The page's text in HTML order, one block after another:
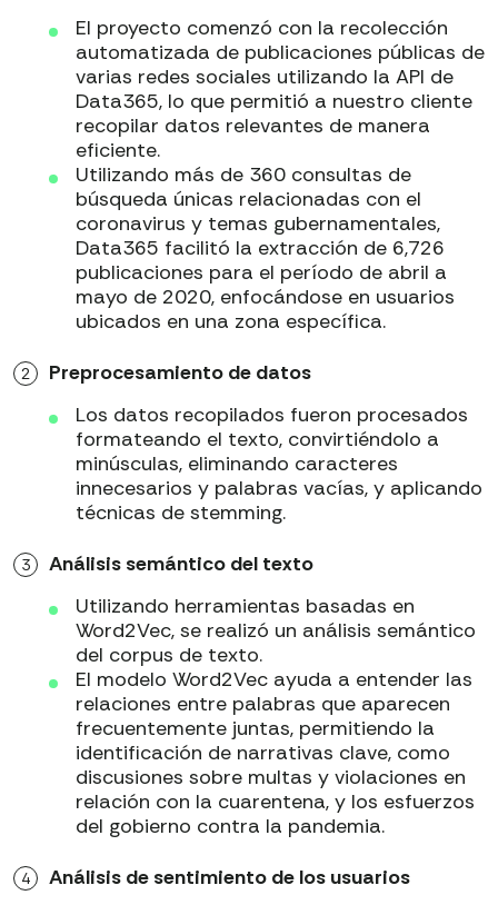
El proyecto comenzó con la recolección
automatizada de publicaciones públicas de
varias redes sociales utilizando la API de
Data365, lo que permitió a nuestro cliente
recopilar datos relevantes de manera
eficiente.
Utilizando más de 360 consultas de
búsqueda únicas relacionadas con el
coronavirus y temas gubernamentales,
Data365 facilitó la extracción de 6,726
publicaciones para el período de abril a
mayo de 2020, enfocándose en usuarios
ubicados en una zona específica.
Preprocesamiento de datos
Los datos recopilados fueron procesados
formateando el texto, convirtiéndolo a
minúsculas, eliminando caracteres
innecesarios y palabras vacías, y aplicando
técnicas de stemming.
Análisis semántico del texto
Utilizando herramientas basadas en
Word2Vec, se realizó un análisis semántico
del corpus de texto.
El modelo Word2Vec ayuda a entender las
relaciones entre palabras que aparecen
frecuentemente juntas, permitiendo la
identificación de narrativas clave, como
discusiones sobre multas y violaciones en
relación con la cuarentena, y los esfuerzos
del gobierno contra la pandemia.
Análisis de sentimiento de los usuarios